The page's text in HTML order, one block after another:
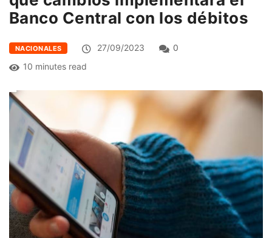
Banco Central con los débitos
NACIONALES 27/09/2023
0
10 minutes read